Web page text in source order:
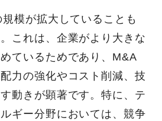
模が拡大していることも
これは、企業がより大きな
ているためであり、M&A
力の強化やコスト削減、技
動きが顕著です。特に、テ
ギー分野においては、競争